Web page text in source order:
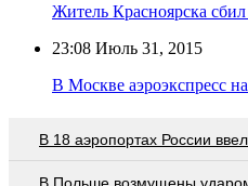
Житель Красноярска
23:08 Июль 31, 2015
В Москве аэроэкспресс
В 18 аэропортах России
В Польше возмущены